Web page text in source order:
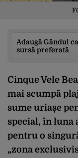
Adaugă Gândul ca
sursă preferată
Cinque Vele
mai scumpă
sume uriașe
special, în luna
pentru o
„zona